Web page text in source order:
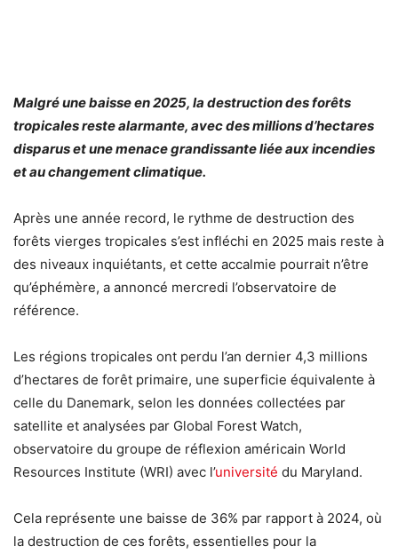
Malgré une baisse en 2025, la destruction des forêts
tropicales reste alarmante, avec des millions d’hectares
disparus et une menace grandissante liée aux incendies
et au changement climatique.
Après une année record, le rythme de destruction des
forêts vierges tropicales s’est infléchi en 2025 mais reste à
des niveaux inquiétants, et cette accalmie pourrait n’être
qu’éphémère, a annoncé mercredi l’observatoire de
référence.
Les régions tropicales ont perdu l’an dernier 4,3 millions
d’hectares de forêt primaire, une superficie équivalente à
celle du Danemark, selon les données collectées par
satellite et analysées par Global Forest Watch,
observatoire du groupe de réflexion américain World
Resources Institute (WRI) avec l’université du Maryland.
Cela représente une baisse de 36% par rapport à 2024, où
la destruction de ces forêts, essentielles pour la